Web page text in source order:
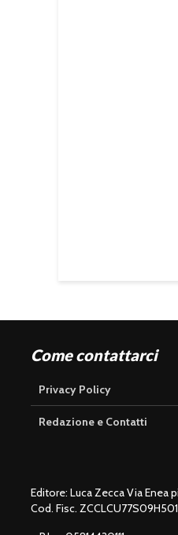
Come contattarci
Privacy Policy
Redazione e Contatti
Editore: Luca Zecca Via Enea
Cod. Fisc.